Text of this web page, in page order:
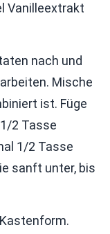
Vanilleextrakt
nach und
Mische
ist. Füge
2 Tasse
1/2 Tasse
sanft unter, bis